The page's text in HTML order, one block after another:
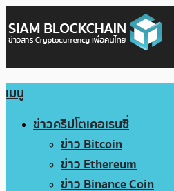
เมนู
ข่าวคริปโตเคอเรนซี่
ข่าว Bitcoin
ข่าว Ethereum
ข่าว Binance Coin